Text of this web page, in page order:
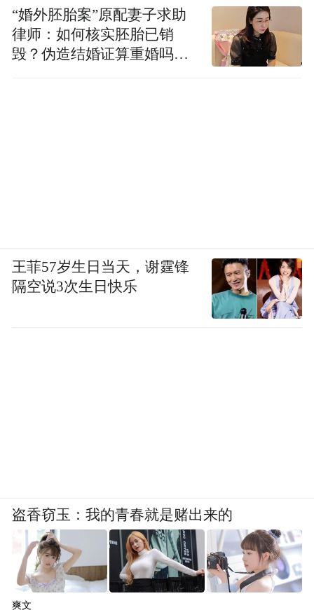
“婚外胚胎案”原配妻子求助
律师：如何核实胚胎已销
毁？伪造结婚证算重婚吗？
王菲57岁生日当天，谢霆锋
隔空说3次生日快乐
盗香窃玉：我的青春就是赌出来的
爽文